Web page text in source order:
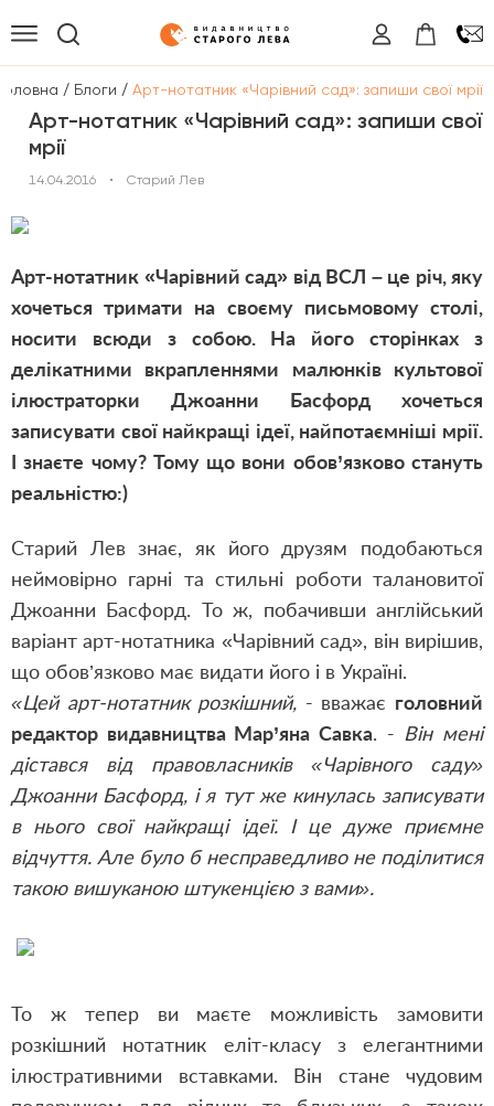
/ Блоги / Арт-нотатник «Чарівний сад»: запиши свої мрії
Арт-нотатник «Чарівний сад»: запиши свої
мрії
14.04.2016 • Старий Лев
Арт-нотатник «Чарівний сад» від ВСЛ – це річ, яку
хочеться тримати на своєму письмовому столі,
носити всюди з собою. На його сторінках з
делікатними вкрапленнями малюнків культової
ілюстраторки Джоанни Басфорд хочеться
записувати свої найкращі ідеї, найпотаємніші мрії.
І знаєте чому? Тому що вони обов’язково стануть
реальністю:)
Старий Лев знає, як його друзям подобаються
неймовірно гарні та стильні роботи талановитої
Джоанни Басфорд. То ж, побачивши англійський
варіант арт-нотатника «Чарівний сад», він вирішив,
що обов’язково має видати його і в Україні.
«Цей арт-нотатник розкішний, - вважає головний
редактор видавництва Мар’яна Савка. - Він мені
дістався від правовласників «Чарівного саду»
Джоанни Басфорд, і я тут же кинулась записувати
в нього свої найкращі ідеї. І це дуже приємне
відчуття. Але було б несправедливо не поділитися
такою вишуканою штукенцією з вами».
То ж тепер ви маєте можливість замовити
розкішний нотатник еліт-класу з елегантними
ілюстративними вставками. Він стане чудовим